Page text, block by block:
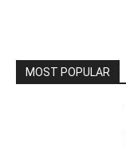
MOST POPULAR